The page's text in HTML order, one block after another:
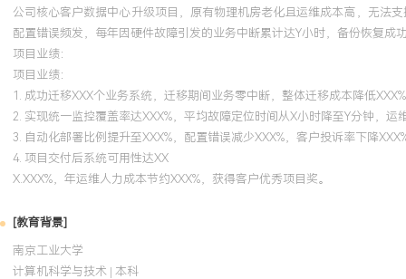
公司核心客户数据中心升级项目，原有物理机房老化且运维成本高，无法
配置错误频发，每年因硬件故障引发的业务中断累计达Y小时，备份恢复成
项目业绩：
项目业绩：
1. 成功迁移XXX个业务系统，迁移期间业务零中断，整体迁移成本降低
2. 实现统一监控覆盖率达XXX%，平均故障定位时间从X小时降至Y分钟，运
3. 自动化部署比例提升至XXX%，配置错误减少XXX%，客户投诉率下降
4. 项目交付后系统可用性达XX
X.XXX%，年运维人力成本节约XXX%，获得客户优秀项目奖。
[教育背景]
南京工业大学
计算机科学与技术 | 本科